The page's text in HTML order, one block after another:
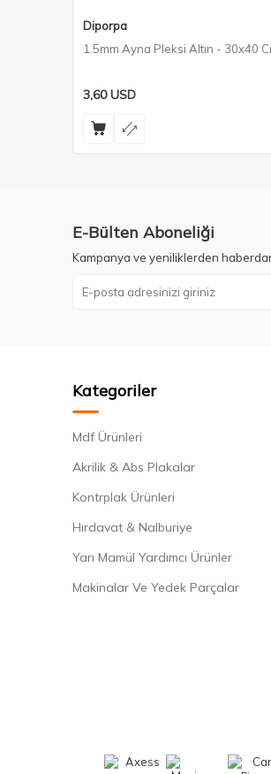
Diporpa
1.5mm Ayna Pleksi Altın - 30x40
3,60USD
E-Bülten Aboneliği
Kampanya ve yeniliklerden
Kategoriler
Mdf Ürünleri
Akrilik & Abs Plakalar
Kontrplak Ürünleri
Hırdavat & Nalburiye
Yarı Mamül Yardımcı Ürünler
Makinalar Ve Yedek Parçalar